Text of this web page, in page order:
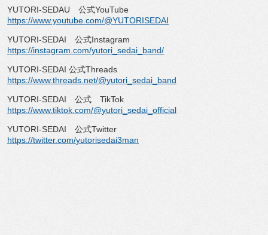
YUTORI-SEDAU 公式YouTube
https://www.youtube.com/@YUTORISEDAI
YUTORI-SEDAI 公式Instagram
https://instagram.com/yutori_ sedai_band/
YUTORI-SEDAI 公式Threads
https://www.threads.net/@yutori_sedai_band
YUTORI-SEDAI 公式 TikTok
https://www.tiktok.com/@yutori_sedai_official
YUTORI-SEDAI 公式Twitter
https://twitter.com/yutorisedai3man